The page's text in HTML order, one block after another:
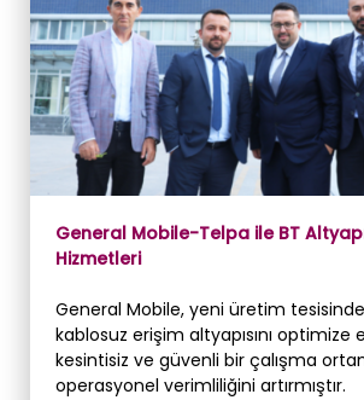
General Mobile-Telpa ile BT
Hizmetleri
General Mobile, yeni üretim
kablosuz erişim altyapısını optimize
kesintisiz ve güvenli bir çalışma
operasyonel verimliliğini artırmıştır.